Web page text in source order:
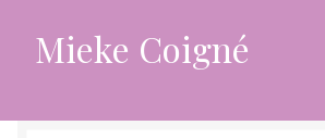
Ga
door
navigatie
Ga
naar
inhoud
Mieke Coigné